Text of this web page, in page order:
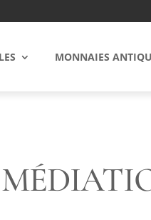
MONNAIES